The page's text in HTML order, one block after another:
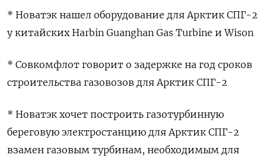
* Новатэк нашел оборудование для Арктик СПГ-2
у китайских Harbin Guanghan Gas Turbine и Wison
* Совкомфлот говорит о задержке на год сроков
строительства газовозов для Арктик СПГ-2
* Новатэк хочет построить газотурбинную
береговую электростанцию для Арктик СПГ-2
взамен газовым турбинам, необходимым для